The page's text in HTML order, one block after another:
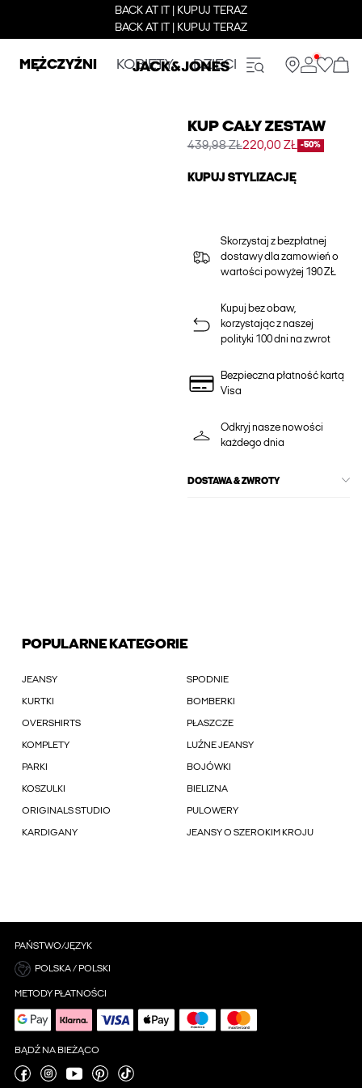
BACK AT IT | KUPUJ TERAZ
BACK AT IT | KUPUJ TERAZ
MĘŻCZYŹNI KOBIETY DZIECI
KUP CAŁY ZESTAW
439,98 ZŁ220,00 ZŁ -50%
KUPUJ STYLIZACJĘ
Skorzystaj z bezpłatnej
dostawy dla zamowień o
wartości powyżej 190 ZŁ
Kupuj bez obaw,
korzystając z naszej
polityki 100 dni na zwrot
Bezpieczna płatność kartą
Visa
Odkryj nasze nowości
każdego dnia
DOSTAWA & ZWROTY
POPULARNE KATEGORIE
JEANSY SPODNIE
KURTKI BOMBERKI
OVERSHIRTS PŁASZCZE
KOMPLETY LUŹNE JEANSY
PARKI BOJÓWKI
KOSZULKI BIELIZNA
ORIGINALS STUDIO PULOWERY
KARDIGANY JEANSY O SZEROKIM KROJU
PAŃSTWO/JĘZYK
POLSKA / POLSKI
METODY PŁATNOŚCI
BĄDŹ NA BIEŻĄCO